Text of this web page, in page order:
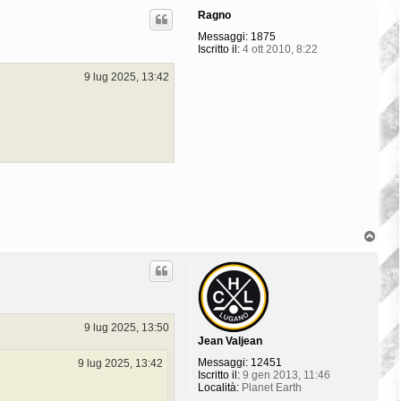
Ragno
Messaggi: 1875
Iscritto il: 4 ott 2010, 8:22
9 lug 2025, 13:42
p
Jean Valjean
Messaggi: 12451
Iscritto il: 9 gen 2013, 11:46
Località: Planet Earth
9 lug 2025, 13:50
9 lug 2025, 13:42